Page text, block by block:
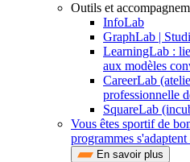
Outils et
InfoLab
GraphLab |
LearningLab :
aux modèles
CareerLab
professionnelle
SquareLab
Vous êtes sportif de
programmes s'adaptent
En savoir plus